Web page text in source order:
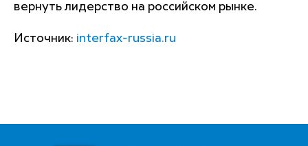
вернуть лидерство на российском рынке.
Источник: interfax-russia.ru